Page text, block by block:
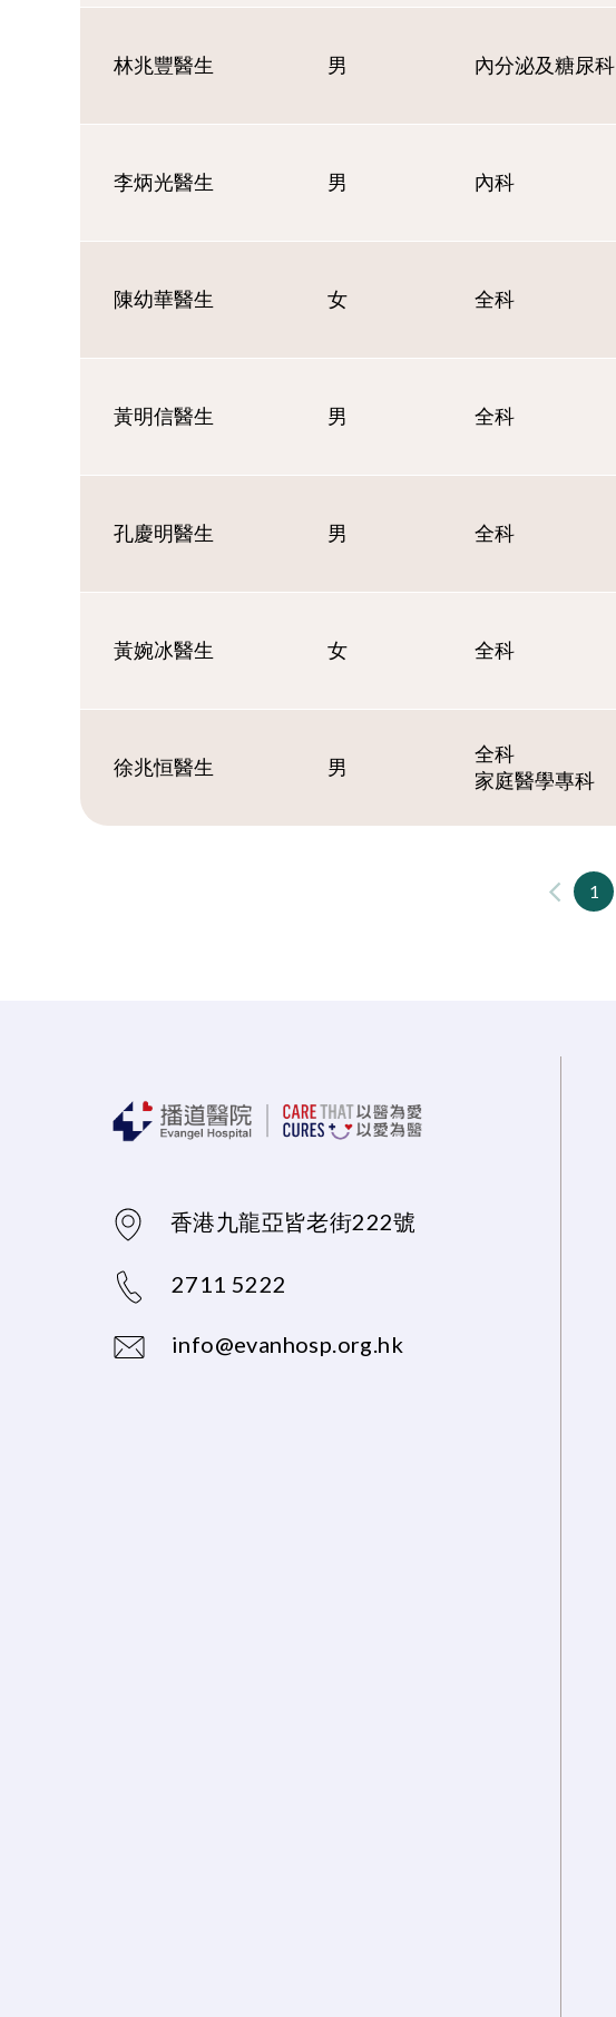
林兆豐醫生 男 內分泌及糖尿科
李炳光醫生 男 內科
陳幼華醫生 女 全科
黃明信醫生 男 全科
孔慶明醫生 男 全科
黃婉冰醫生 女 全科
徐兆恒醫生 男
全科
家庭醫學專科
1
香港九龍亞皆老街222號
2711 5222
info@evanhosp.org.hk